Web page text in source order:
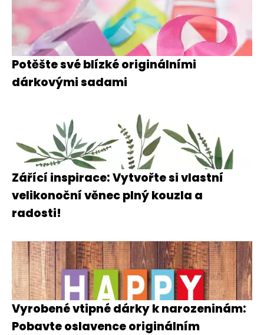
Potěšte své blízké originálními
dárkovými sadami
Zářící inspirace: Vytvořte si vlastní
velikonoční věnec plný kouzla a
radosti!
Vyrobené vtipné dárky k narozeninám:
Pobavte oslavence originálním